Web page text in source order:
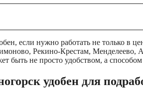
если нужно работать не только в
Рекино-Крестам, Менделеево,
быть не просто удобством, а
удобен для